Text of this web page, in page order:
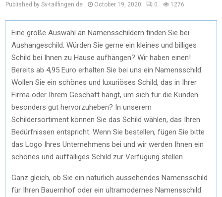
Published by Sv-tailfingen.de October 19, 2020 0 1276
Eine große Auswahl an Namensschildern finden Sie bei
Aushangeschild. Würden Sie gerne ein kleines und billiges
Schild bei Ihnen zu Hause aufhängen? Wir haben einen!
Bereits ab 4,95 Euro erhalten Sie bei uns ein Namensschild.
Wollen Sie ein schönes und luxuriöses Schild, das in Ihrer
Firma oder Ihrem Geschäft hängt, um sich für die Kunden
besonders gut hervorzuheben? In unserem
Schildersortiment können Sie das Schild wählen, das Ihren
Bedürfnissen entspricht. Wenn Sie bestellen, fügen Sie bitte
das Logo Ihres Unternehmens bei und wir werden Ihnen ein
schönes und auffälliges Schild zur Verfügung stellen.
Ganz gleich, ob Sie ein natürlich aussehendes Namensschild
für Ihren Bauernhof oder ein ultramodernes Namensschild